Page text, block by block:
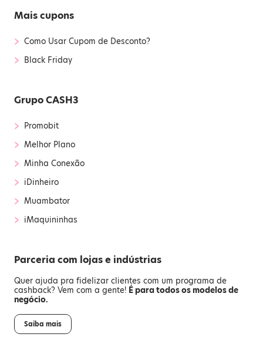
Mais cupons
› Como Usar Cupom de Desconto?
› Black Friday
Grupo CASH3
› Promobit
› Melhor Plano
› Minha Conexão
› iDinheiro
› Muambator
› iMaquininhas
Parceria com lojas e indústrias
Quer ajuda pra fidelizar clientes com um programa de
cashback? Vem com a gente! É para todos os modelos de
negócio.
Saiba mais